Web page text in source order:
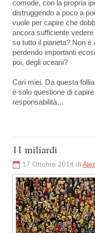
comode, con la propria
distruggendo a poco a
vuole per capire che
ancora sufficiente
su tutto il pianeta? Non
perdendo importanti
poi, degli oceani?
Cari miei. Da questa
è solo questione di
responsabilità…
11 miliardi
17 Ottobre 2014 di